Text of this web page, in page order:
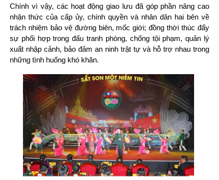
Chính vì vậy, các hoạt động giao lưu đã góp phần nâng cao
nhận thức của cấp ủy, chính quyền và nhân dân hai bên về
trách nhiệm bảo vệ đường biên, mốc giới; đồng thời thúc đẩy
sự phối hợp trong đấu tranh phòng, chống tội phạm, quản lý
xuất nhập cảnh, bảo đảm an ninh trật tự và hỗ trợ nhau trong
những tình huống khó khăn.